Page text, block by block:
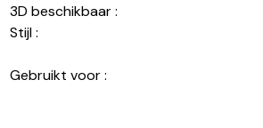
3D beschikbaar :
Stijl :
Gebruikt voor :